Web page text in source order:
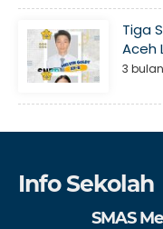
Tiga
Aceh
3
Info Sekolah
SMAS